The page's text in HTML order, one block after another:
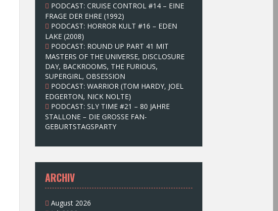
c
h
:
PODCAST: CRUISE CONTROL #14 – EINE
FRAGE DER EHRE (1992)
PODCAST: HORROR KULT #16 – EDEN
LAKE (2008)
PODCAST: ROUND UP PART 41 MIT
MASTERS OF THE UNIVERSE, DISCLOSURE
DAY, BACKROOMS, THE FURIOUS,
SUPERGIRL, OBSESSION
PODCAST: WARRIOR (TOM HARDY, JOEL
EDGERTON, NICK NOLTE)
PODCAST: SLY TIME #21 – 80 JAHRE
STALLONE – DIE GROSSE FAN-
GEBURTSTAGSPARTY
ARCHIV
August 2026